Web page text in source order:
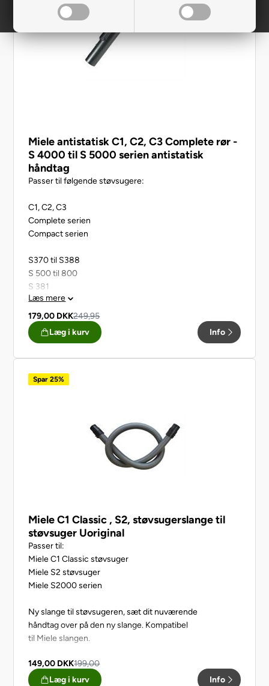
Miele antistatisk C1, C2, C3 Complete rør -
S 4000 til S 5000 serien antistatisk
håndtag
Passer til følgende støvsugere:
C1, C2, C3
Complete serien
Compact serien
S370 til S388
S 500 til 800
S 381
S 384
S 4000 til 4999
S 5000 til 5999
S 8000 til 8999
Læs mere
179,00 DKK249,95
Læg i kurv
Info
Spar 25%
Miele C1 Classic , S2, støvsugerslange til
støvsuger Uoriginal
Passer til:
Miele C1 Classic støvsuger
Miele S2 støvsuger
Miele S2000 serien
Ny slange til støvsugeren, sæt dit nuværende
håndtag over på den ny slange. Kompatibel
til Miele slangen.
149,00 DKK199,00
Læg i kurv
Info